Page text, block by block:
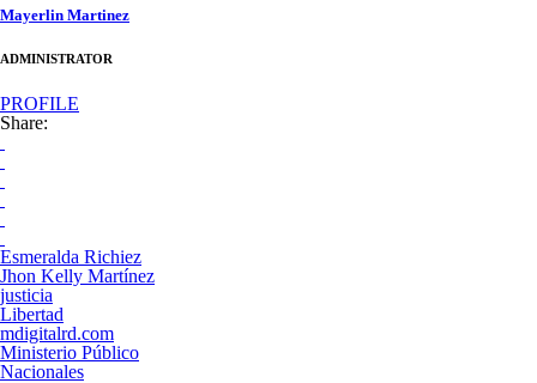
Mayerlin Martinez
ADMINISTRATOR
PROFILE
Share:
Esmeralda Richiez
Jhon Kelly Martínez
justicia
Libertad
mdigitalrd.com
Ministerio Público
Nacionales